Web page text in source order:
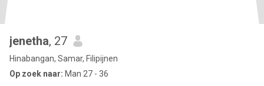
jenetha, 27
Hinabangan, Samar, Filipijnen
Op zoek naar: Man 27 - 36